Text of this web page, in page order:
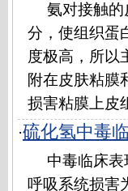
氨对接触
分，使组织蛋
度极高，所以
附在皮肤粘膜
损害粘膜上皮
·硫化氢中毒
中毒临床
呼吸系统损害